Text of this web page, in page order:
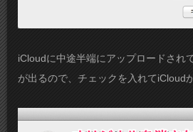
iCloudに中途半端にアップロードされ
が出るので、チェックを入れてiCloud